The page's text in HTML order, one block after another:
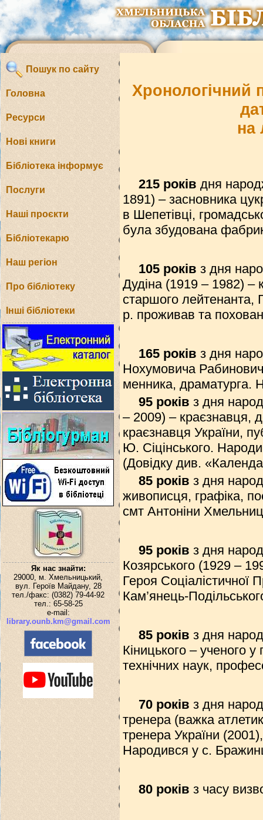
Пошук по сайту
Головна
Ресурси
Нові книги
Бібліотека інформує
Послуги
Наші проєкти
Бібліотекарю
Наш регіон
Про бібліотеку
Інші бібліотеки
Як нас знайти:
29000, м. Хмельницький,
вул. Героїв Майдану, 28
тел./факс: (0382) 79-44-92
тел.: 65-58-25
e-mail:
library.ounb.km@gmail.com
Хронологічний
на
215 років дня
1891) – засновника
в Шепетівці,
була збудована
105 років з дня
Дудіна (1919 – 1982) –
старшого лейтенанта,
р. проживав та
165 років з дня
Нохумовича
менника, драматурга.
95 років з дня
– 2009) – краєзнавця,
краєзнавця України,
Ю. Сіцінського.
(Довідку див.
85 років з дня
живописця, графіка,
смт Антоніни
95 років з дня
Козярського (1929 –
Героя Соціалістичної
Кам’янець-
85 років з дня
Кіницького – ученого у
технічних наук,
70 років з дня
тренера (важка
тренера України
Народився у с.
80 років з часу